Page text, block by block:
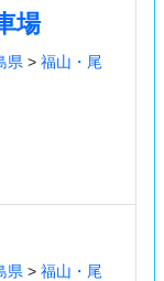
場
県 > 福山・尾
県 > 福山・尾